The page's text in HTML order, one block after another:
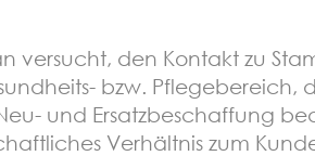
versucht, den Kontakt zu
bzw. Pflegebereich,
und Ersatzbeschaffung
Verhältnis zum